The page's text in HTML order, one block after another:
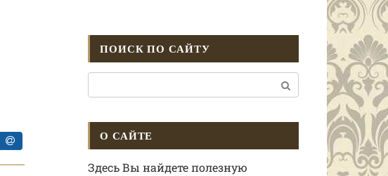
ПОИСК ПО САЙТУ
О САЙТЕ
Здесь Вы найдете полезную